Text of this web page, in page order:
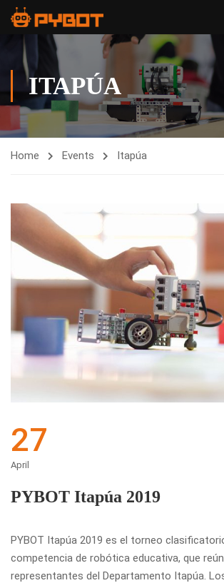
ITAPÚA
Home Events Itapúa
27
April
PYBOT Itapúa 2019
PYBOT Itapúa 2019 es el torneo
competencia de robótica educativa, que
representantes del Departamento Itapúa.